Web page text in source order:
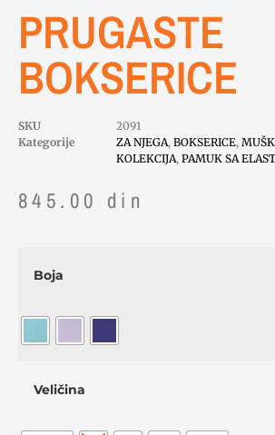
PRUGASTE
BOKSERICE
SKU
2091
Kategorije
ZA NJEGA, BOKSERICE,
KOLEKCIJA, PAMUK SA
845.00 din
Boja
Veličina